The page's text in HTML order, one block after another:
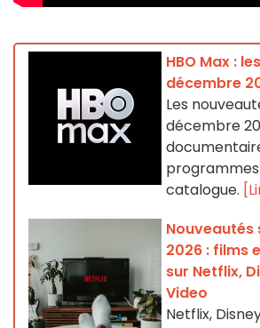
HBO Max :
décembre
Les
décembre
catalogue.
2026 : films
sur Netflix,
Video
Netflix,